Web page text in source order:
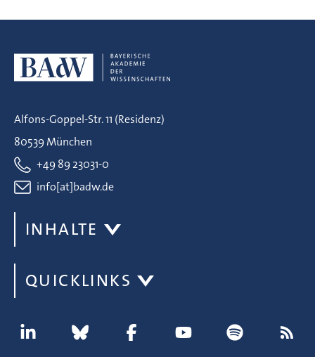
Alfons-Goppel-Str. 11 (Residenz)
80539 München
+49 89 23031-0
info[at]badw.de
INHALTE
QUICKLINKS